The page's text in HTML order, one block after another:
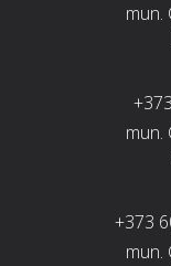
mun.
mun.
+373
mun.